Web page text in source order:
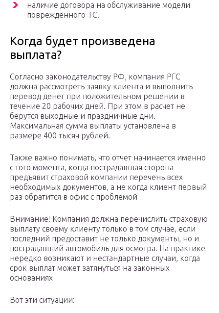
наличие договора на обслуживание модели
поврежденного ТС.
Когда будет произведена
выплата?
Согласно законодательству РФ, компания РГС
должна рассмотреть заявку клиента и выполнить
перевод денег при положительном решении в
течение 20 рабочих дней. При этом в расчет не
берутся выходные и праздничные дни.
Максимальная сумма выплаты установлена в
размере 400 тысяч рублей.
Также важно понимать, что отчет начинается именно
с того момента, когда пострадавшая сторона
предъявит страховой компании перечень всех
необходимых документов, а не когда клиент первый
раз обратится в офис с проблемой
Внимание! Компания должна перечислить страховую
выплату своему клиенту только в том случае, если
последний предоставит не только документы, но и
пострадавший автомобиль для осмотра. На практике
нередко возникают и нестандартные случаи, когда
срок выплат может затянуться на законных
основаниях
Вот эти ситуации: